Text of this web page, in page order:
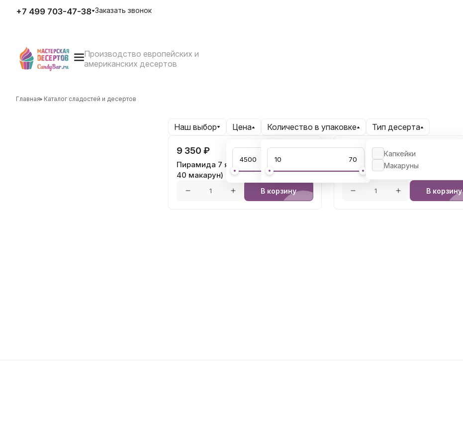
Главная Каталог сладостей и десертов
9 350 ₽
Пирамида 7 ярусов (30 капкейков и
40 макарун)
В корзину
4 500 ₽
Пирамида 3 яруса (24 капкейка)
В корзину
Наш выбор Цена Количество в упаковке Тип десерта
Капкейки
Макаруны
+7 499 703-47-38
E-mail
zakaz@candybar.ru
Адрес
Режим работы
Заказать звонок
Производство европейских и
американских десертов